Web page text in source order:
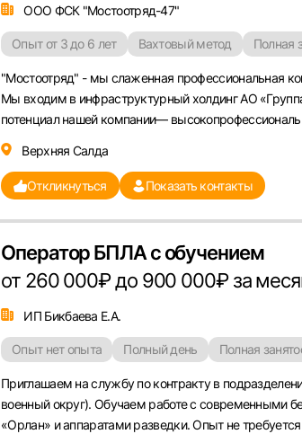
ООО ФСК "Мостоотряд-47"
Опыт от 3 до 6 лет Вахтовый метод Полная
"Мостоотряд" - мы слаженная профессиональная
Мы входим в инфраструктурный холдинг АО
потенциал нашей компании—
Верхняя Салда
Откликнуться Показать контакты
Оператор БПЛА с обучением
от 260 000₽ до 900 000₽ за
ИП Бикбаева Е.А.
Опыт нет опыта Полный день Полная
Приглашаем на службу по контракту в
военный округ). Обучаем работе с современными
«Орлан» и аппаратами разведки. Опыт не